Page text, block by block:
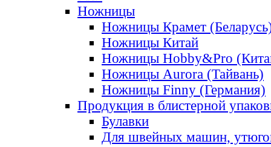
Ножницы
Ножницы Крамет
Ножницы Китай
Ножницы Hobby&Pro
Ножницы Aurora (Тайвань)
Ножницы Finny (Германия)
Продукция в блистерной
Булавки
Для швейных машин,